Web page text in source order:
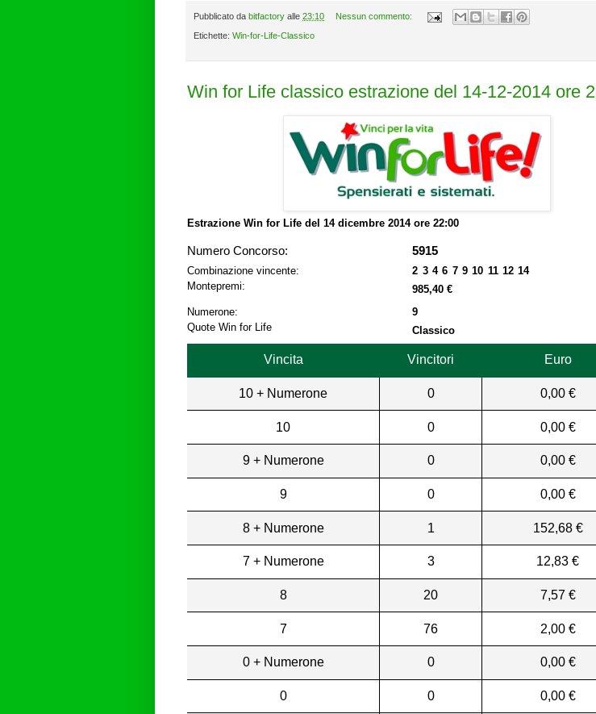
Pubblicato da bitfactory alle 23:10 Nessun commento:
Etichette: Win-for-Life-Classico
Win for Life classico estrazione del 14-12-2014 ore
Estrazione Win for Life del 14 dicembre 2014 ore 22:00
Numero Concorso: 5915
Combinazione vincente:
2 3 4 6 7 9 10 11 12 14
Montepremi:
985,40 €
Numerone:
9
Quote Win for Life
Classico
Vincita Vincitori Euro
10 + Numerone 0 0,00 €
10 0 0,00 €
9 + Numerone 0 0,00 €
9 0 0,00 €
8 + Numerone 1 152,68 €
7 + Numerone 3 12,83 €
8 20 7,57 €
7 76 2,00 €
0 + Numerone 0 0,00 €
0 0 0,00 €